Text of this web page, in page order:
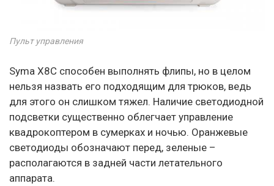
Пульт управления
Syma X8C способен выполнять флипы, но в целом
нельзя назвать его подходящим для трюков, ведь
для этого он слишком тяжел. Наличие светодиодной
подсветки существенно облегчает управление
квадрокоптером в сумерках и ночью. Оранжевые
светодиоды обозначают перед, зеленые –
располагаются в задней части летательного
аппарата.